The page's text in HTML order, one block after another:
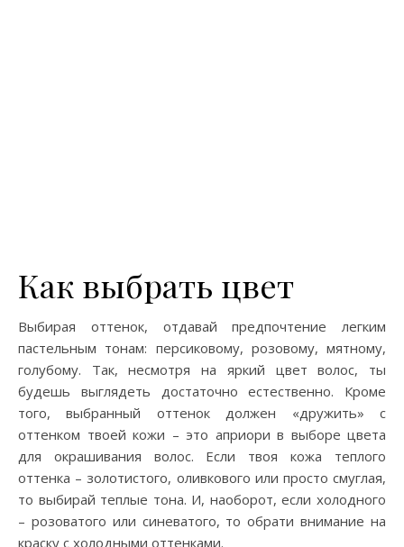
Как выбрать цвет
Выбирая оттенок, отдавай предпочтение легким
пастельным тонам: персиковому, розовому, мятному,
голубому. Так, несмотря на яркий цвет волос, ты
будешь выглядеть достаточно естественно. Кроме
того, выбранный оттенок должен «дружить» с
оттенком твоей кожи – это априори в выборе цвета
для окрашивания волос. Если твоя кожа теплого
оттенка – золотистого, оливкового или просто смуглая,
то выбирай теплые тона. И, наоборот, если холодного
– розоватого или синеватого, то обрати внимание на
краску с холодными оттенками.